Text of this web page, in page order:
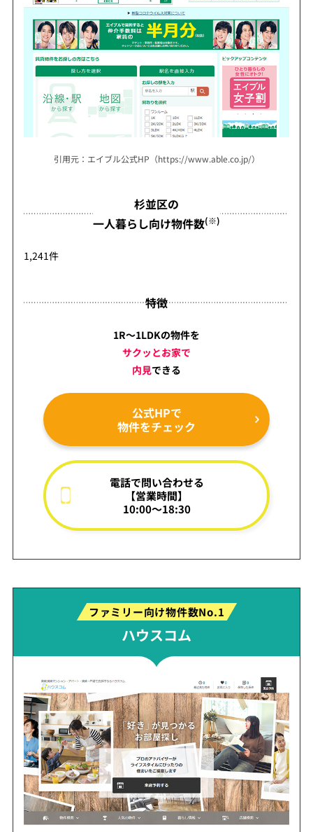
引用元：エイブル公式HP（https://www.able.co.jp/）
杉並区の
一人暮らし向け物件数(※)
1,241件
特徴
1R～1LDKの物件を
サクッとお家で
内見できる
公式HPで
物件をチェック
電話で問い合わせる
【営業時間】
10:00～18:30
ファミリー向け物件数No.1
ハウスコム